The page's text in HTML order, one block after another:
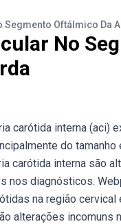
Segmento Oftálmico Da
No
carótida interna (aci)
do
carótida interna são
nos diagnósticos.
na região
alterações